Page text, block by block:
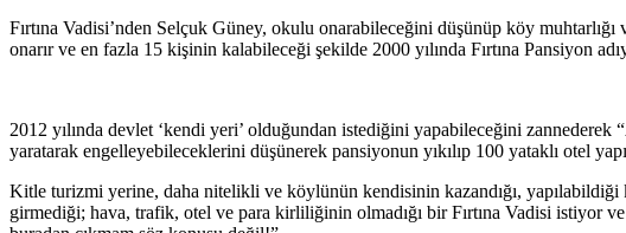
Fırtına Vadisi’nden Selçuk Güney, okulu onarabileceğini düşünüp köy
onarır ve en fazla 15 kişinin kalabileceği şekilde 2000 yılında Fırtına Pansiyon
2012 yılında devlet ‘kendi yeri’ olduğundan istediğini yapabileceğini
yaratarak engelleyebileceklerini düşünerek pansiyonun yıkılıp 100 yataklı otel
Kitle turizmi yerine, daha nitelikli ve köylünün kendisinin kazandığı,
girmediği; hava, trafik, otel ve para kirliliğinin olmadığı bir Fırtına Vadisi istiyor